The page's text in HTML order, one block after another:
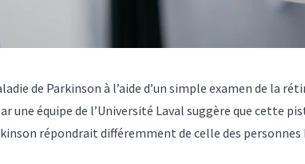
de Parkinson à l’aide d’un simple examen de la
une équipe de l’Université Laval suggère que cette
répondrait différemment de celle des